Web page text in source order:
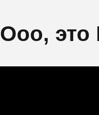
Ооо, это